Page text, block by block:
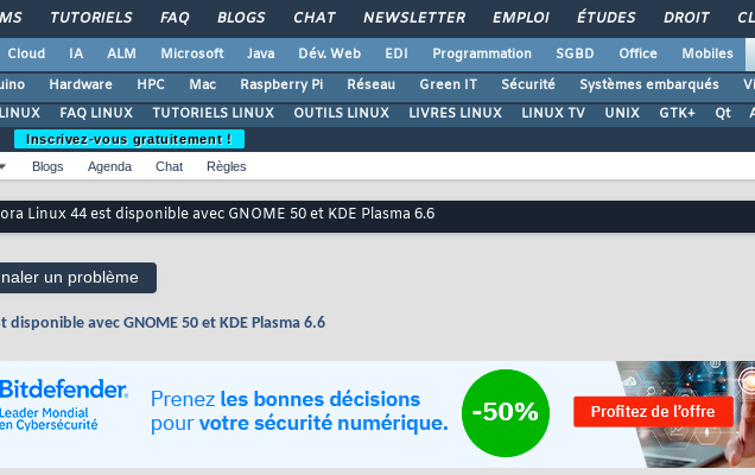
TUTORIELS FAQ BLOGS CHAT NEWSLETTER EMPLOI ÉTUDES DROIT
Cloud IA ALM Microsoft Java Dév. Web EDI Programmation SGBD Office Mobiles
Hardware HPC Mac Raspberry Pi Réseau Green IT Sécurité Systèmes embarqués
FAQ LINUX TUTORIELS LINUX OUTILS LINUX LIVRES LINUX LINUX TV UNIX GTK+ Qt
Inscrivez-vous gratuitement !
Blogs Agenda Chat Règles
Linux 44 est disponible avec GNOME 50 et KDE Plasma 6.6
un problème
disponible avec GNOME 50 et KDE Plasma 6.6